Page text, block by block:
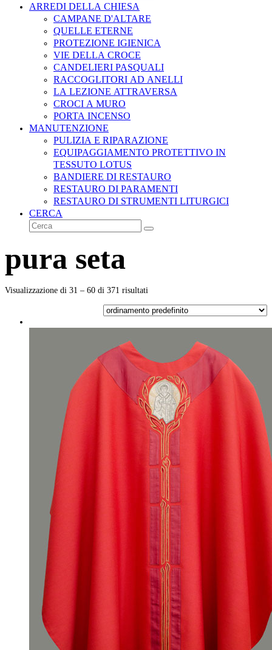
ARREDI DELLA CHIESA
CAMPANE D'ALTARE
QUELLE ETERNE
PROTEZIONE IGIENICA
VIE DELLA CROCE
CANDELIERI PASQUALI
RACCOGLITORI AD ANELLI
LA LEZIONE ATTRAVERSA
CROCI A MURO
PORTA INCENSO
MANUTENZIONE
PULIZIA E RIPARAZIONE
EQUIPAGGIAMENTO PROTETTIVO IN
TESSUTO LOTUS
BANDIERE DI RESTAURO
RESTAURO DI PARAMENTI
RESTAURO DI STRUMENTI LITURGICI
CERCA
Cerca
Invia
pura seta
Visualizzazione di 31 – 60 di 371 risultati